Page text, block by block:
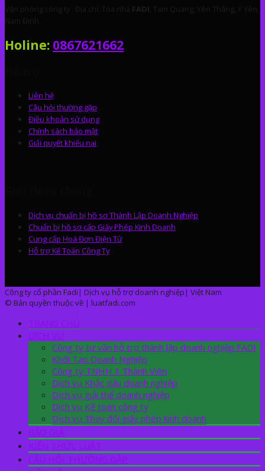
Văn phòng công ty : Địa chỉ: Tòa nhà FADI
, Tam Quang, Yên Thắng, Ý Yên,
Nam Định.
Holine: 0867621662
Liên hệ
Câu hỏi thường gặp
Điều khoản sử dụng
Chính sách bảo mật
Giải quyết khiếu nại
Dịch vụ chuẩn bị hồ sơ Thành Lập Doanh Nghiệp
Chuẩn bị hồ sơ cấp Giấy Phép Kinh Doanh
Cung cấp Hoá Đơn Điện Tử
Hỗ trợ Kế Toán Công Ty
Công ty cổ phần Fadi| Dịch vụ hỗ trợ doanh nghiệp| Việt Nam
© Bản quyền thuộc về | luatfadi.com
TRANG CHỦ
DỊCH VỤ
Công ty tư vấn hỗ trợ thành lập doanh nghiệp FADI
Khởi Tạo Doanh Nghiệp
Công ty TNHH 1 Thành Viên
Dịch vụ Khắc dấu doanh nghiệp
Dịch vụ giải thể doanh nghiệp
Dịch vụ Kế toán công ty
Dịch vụ Thay đổi giấy phép kinh doanh
BÁO GIÁ
KIẾN THỨC LUẬT
CÂU HỎI THƯỜNG GẶP